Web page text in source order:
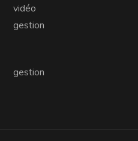
vidéo
gestion
gestion